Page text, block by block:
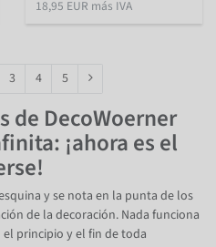
18,95 EUR más IVA
3 4 5
de DecoWoerner
¡ahora es el
y se nota en la punta de los
de la decoración. Nada funciona
principio y el fin de toda